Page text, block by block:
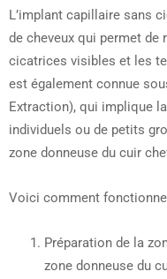
L’implant capillaire sans
de cheveux qui permet de
cicatrices visibles et les
est également connue
Extraction), qui implique
individuels ou de petits
zone donneuse du cuir
Voici comment
Préparation de la
zone donneuse du